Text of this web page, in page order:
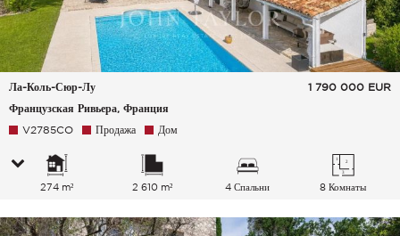
Ла-Коль-Сюр-Лу
Французская Ривьера, Франция
1 790 000 EUR
V2785CO Продажа Дом
274 m² 2 610 m² 4 Спальни 8 Комнаты